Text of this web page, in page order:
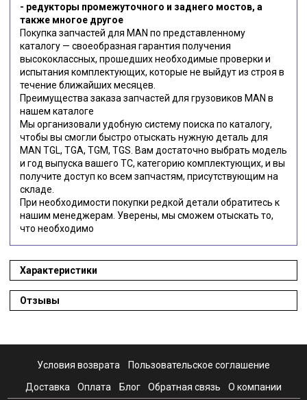
- редукторы промежуточного и заднего мостов, а
также многое другое
Покупка запчастей для MAN по представленному
каталогу — своеобразная гарантия получения
высококлассных, прошедших необходимые проверки и
испытания комплектующих, которые не выйдут из строя в
течение ближайших месяцев.
Преимущества заказа запчастей для грузовиков MAN в
нашем каталоге
Мы организовали удобную систему поиска по каталогу,
чтобы вы смогли быстро отыскать нужную деталь для
MAN TGL, TGA, TGM, TGS. Вам достаточно выбрать модель
и год выпуска вашего ТС, категорию комплектующих, и вы
получите доступ ко всем запчастям, присутствующим на
складе.
При необходимости покупки редкой детали обратитесь к
нашим менеджерам. Уверены, мы сможем отыскать то,
что необходимо
Характеристики
Отзывы
Условия возврата Пользовательское соглашение
Доставка Оплата Блог Обратная связь О компании